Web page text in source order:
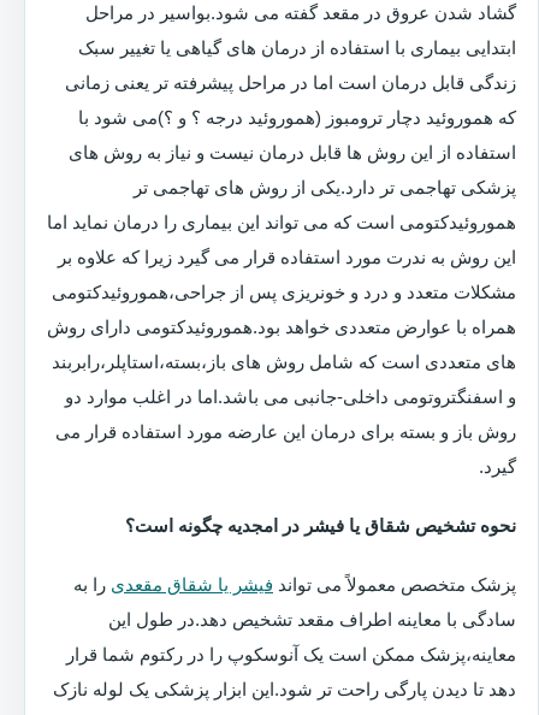
گشاد شدن عروق در مقعد گفته می شود.بواسیر در مراحل
ابتدایی بیماری با استفاده از درمان های گیاهی یا تغییر سبک
زندگی قابل درمان است اما در مراحل پیشرفته تر یعنی زمانی
که هموروئید دچار ترومبوز (هموروئید درجه ؟ و ؟)می شود با
استفاده از این روش ها قابل درمان نیست و نیاز به روش های
پزشکی تهاجمی تر دارد.یکی از روش های تهاجمی تر
هموروئیدکتومی است که می تواند این بیماری را درمان نماید اما
این روش به ندرت مورد استفاده قرار می گیرد زیرا که علاوه بر
مشکلات متعدد و درد و خونریزی پس از جراحی،هموروئیدکتومی
همراه با عوارض متعددی خواهد بود.هموروئیدکتومی دارای روش
های متعددی است که شامل روش های باز،بسته،استاپلر،رابربند
و اسفنگتروتومی داخلی-جانبی می باشد.اما در اغلب موارد دو
روش باز و بسته برای درمان این عارضه مورد استفاده قرار می
گیرد.
نحوه تشخیص شقاق یا فیشر در امجدیه چگونه است؟
پزشک متخصص معمولاً می تواند فیشر یا شقاق مقعدی را به
سادگی با معاینه اطراف مقعد تشخیص دهد.در طول این
معاینه،پزشک ممکن است یک آنوسکوپ را در رکتوم شما قرار
دهد تا دیدن پارگی راحت تر شود.این ابزار پزشکی یک لوله نازک